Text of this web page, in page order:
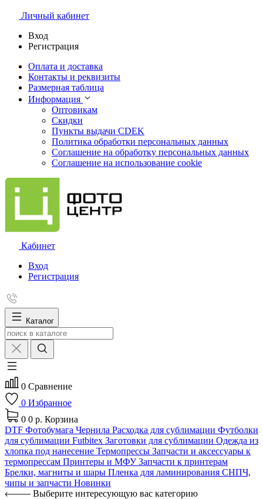
Личный кабинет
Вход
Регистрация
Оплата и доставка
Контакты и реквизиты
Размерная таблица
Информация
Оптовикам
Скидки
Пункты выдачи CDEK
Политика обработки персональных данных
Соглашение на обработку персональных данных
Соглашение на использование cookie
Кабинет
Вход
Регистрация
Каталог
0 Сравнение
0 Избранное
0 0 р. Корзина
DTF Фотобумага Чернила Расходка для сублимации Футболки
для сублимации Futbitex Заготовки для сублимации Одежда из
хлопка под нанесение Термопрессы Запчасти и аксессуары к
термопрессам Принтеры и МФУЗапчасти к принтерам
Брелки, магниты и шары Пленка для ламинирования СНПЧ,
чипы и запчасти Новинки
Выберите интересующую вас категорию